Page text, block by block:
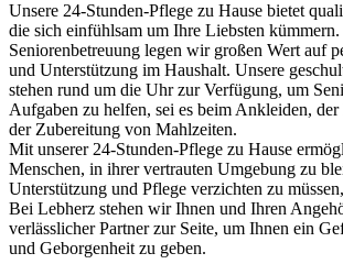
Unsere 24-Stunden-Pflege zu Hause bietet
die sich einfühlsam um Ihre Liebsten
Seniorenbetreuung legen wir großen Wert auf
und Unterstützung im Haushalt. Unsere
stehen rund um die Uhr zur Verfügung, um
Aufgaben zu helfen, sei es beim Ankleiden,
der Zubereitung von Mahlzeiten.
Mit unserer 24-Stunden-Pflege zu Hause
Menschen, in ihrer vertrauten Umgebung zu
Unterstützung und Pflege verzichten zu
Bei Lebherz stehen wir Ihnen und Ihren
verlässlicher Partner zur Seite, um Ihnen ein
und Geborgenheit zu geben.